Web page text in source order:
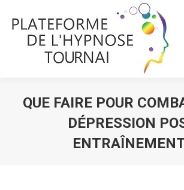
QUE FAIRE POUR
DÉPRESSION